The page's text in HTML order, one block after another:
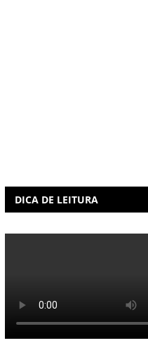
DICA DE LEITURA